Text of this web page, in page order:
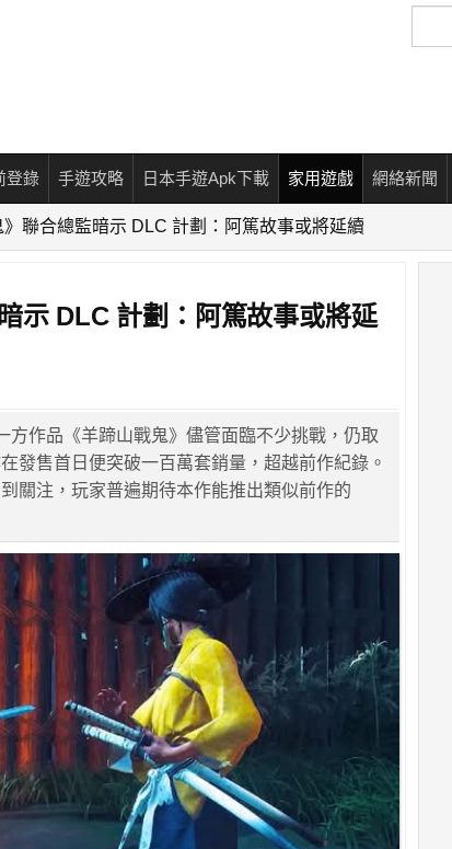
尋
登錄 手遊攻略 日本手遊Apk下載 家用遊戲 網絡新聞
》聯合總監暗示 DLC 計劃：阿篤故事或將延續
示 DLC 計劃：阿篤故事或將延
方作品《羊蹄山戰鬼》儘管面臨不少挑戰，仍取
發售首日便突破一百萬套銷量，超越前作紀錄。
關注，玩家普遍期待本作能推出類似前作的